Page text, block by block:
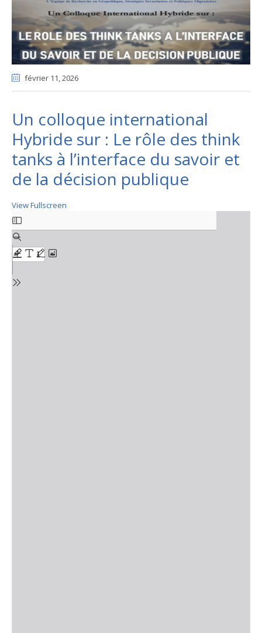
février 11, 2026
Un colloque international
Hybride sur : Le rôle des think
tanks à l’interface du savoir et
de la décision publique
View Fullscreen